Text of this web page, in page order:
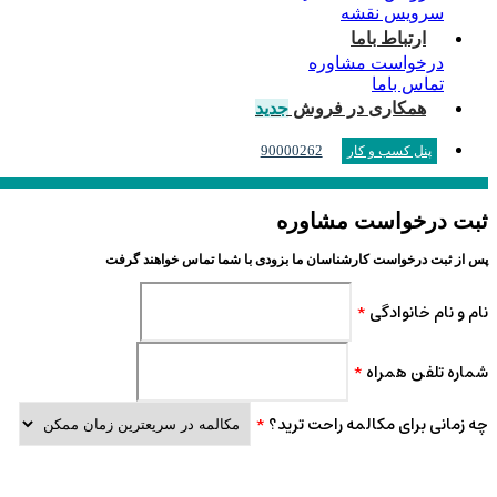
سرویس نقشه
ارتباط باما
درخواست مشاوره
تماس باما
همکاری در فروش جدید
پنل کسب و کار 90000262
ثبت درخواست مشاوره
پس از ثبت درخواست کارشناسان ما بزودی با شما تماس خواهند گرفت
نام و نام خانوادگی *
شماره تلفن همراه *
چه زمانی برای مکالمه راحت ترید؟ *